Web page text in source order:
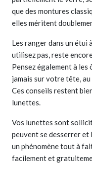
que des montures
elles méritent
Les ranger dans un étui
utilisez pas, reste
Pensez également à
jamais sur votre tête,
Ces conseils restent
lunettes.
Vos lunettes sont
peuvent se desserrer et
un phénomène tout à
facilement et